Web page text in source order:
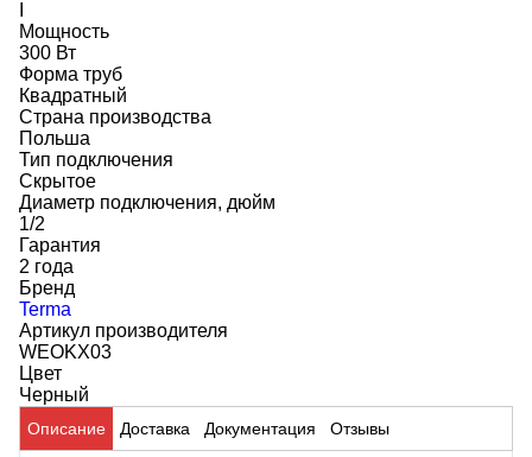
Мощность
300 Вт
Форма труб
Квадратный
Страна производства
Польша
Тип подключения
Скрытое
Диаметр подключения, дюйм
1/2
Гарантия
2 года
Бренд
Terma
Артикул производителя
WEOKX03
Цвет
Черный
Описание Доставка Документация Отзывы